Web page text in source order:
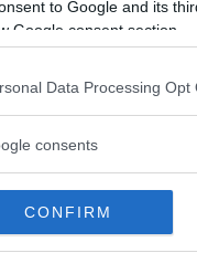
to Google and its
Google consent section.
Data Processing Opt
consents
CONFIRM